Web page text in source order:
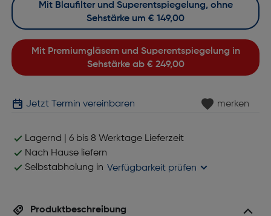
Mit Premiumgläsern und Superentspiegelung in
Sehstärke ab € 249,00
Mit Blaufilter und Superentspiegelung, ohne
Sehstärke um € 149,00
Jetzt Termin vereinbaren merken
Lagernd | 6 bis 8 Werktage Lieferzeit
Nach Hause liefern
Selbstabholung in Verfügbarkeit prüfen
Produktbeschreibung